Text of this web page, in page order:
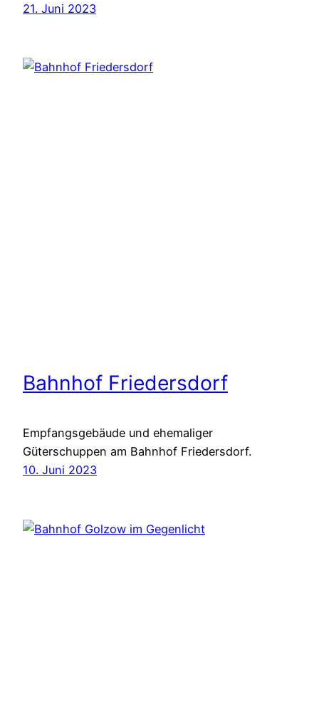
21. Juni 2023
Bahnhof Friedersdorf
Empfangsgebäude und ehemaliger
Güterschuppen am Bahnhof Friedersdorf.
10. Juni 2023